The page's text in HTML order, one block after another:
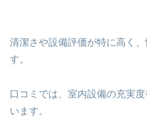
清潔さや設備評価が特に高く
す。
口コミでは、室内設備の充実
います。